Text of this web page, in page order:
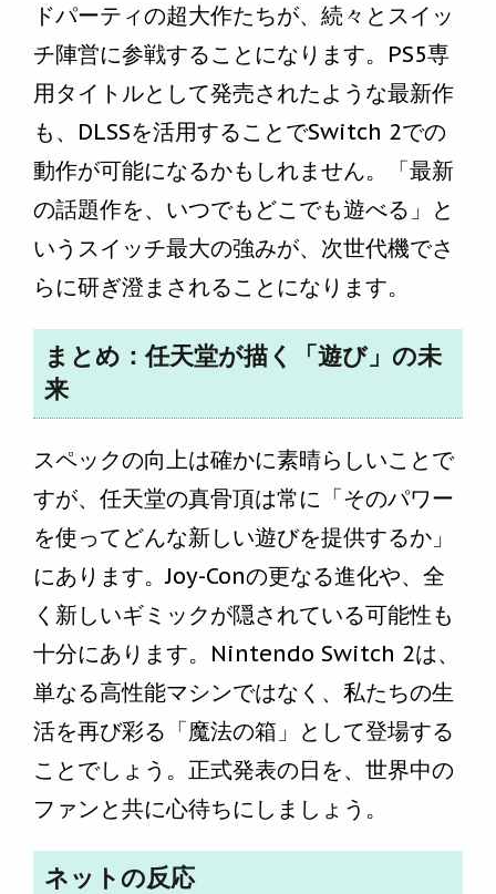
ドパーティの超大作たちが、続々とスイッ
チ陣営に参戦することになります。PS5専
用タイトルとして発売されたような最新作
も、DLSSを活用することでSwitch 2での
動作が可能になるかもしれません。「最新
の話題作を、いつでもどこでも遊べる」と
いうスイッチ最大の強みが、次世代機でさ
らに研ぎ澄まされることになります。
まとめ：任天堂が描く「遊び」の未
来
スペックの向上は確かに素晴らしいことで
すが、任天堂の真骨頂は常に「そのパワー
を使ってどんな新しい遊びを提供するか」
にあります。Joy-Conの更なる進化や、全
く新しいギミックが隠されている可能性も
十分にあります。Nintendo Switch 2は、
単なる高性能マシンではなく、私たちの生
活を再び彩る「魔法の箱」として登場する
ことでしょう。正式発表の日を、世界中の
ファンと共に心待ちにしましょう。
ネットの反応